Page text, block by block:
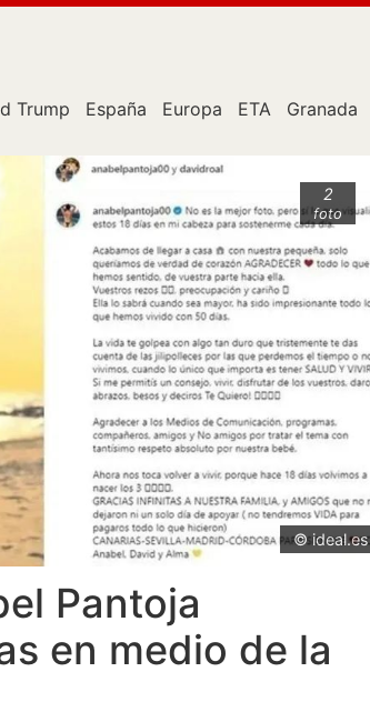
Trump España Europa ETA Granada
2
foto
© ideal.es
Pantoja
en medio de la